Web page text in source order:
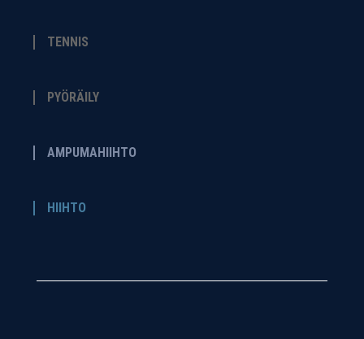
TENNIS
PYÖRÄILY
AMPUMAHIIHTO
HIIHTO